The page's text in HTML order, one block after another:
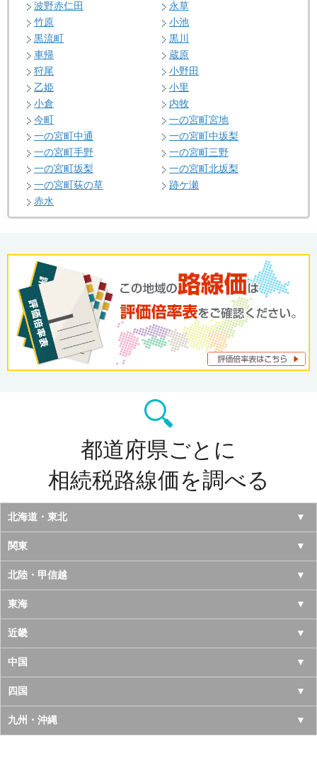
波野赤仁田
永草
竹原
小池
黒流町
黒川
車帰
蔵原
狩尾
小野田
乙姫
小里
小倉
内牧
今町
一の宮町宮地
一の宮町中通
一の宮町中坂梨
一の宮町手野
一の宮町三野
一の宮町坂梨
一の宮町北坂梨
一の宮町荻の草
跡ケ瀬
赤水
都道府県ごとに
相続税路線価を調べる
北海道・東北
北海道
青森県
岩手県
宮城県
秋田県
山形県
福島県
関東
東京都
神奈川県
千葉県
埼玉県
茨城県
栃木県
北陸・甲信越
山梨県
長野県
新潟県
富山県
石川県
東海
愛知県
岐阜県
三重県
静岡県
近畿
大阪府
京都府
兵庫県
中国
鳥取県
島根県
四国
徳島県
九州・沖縄